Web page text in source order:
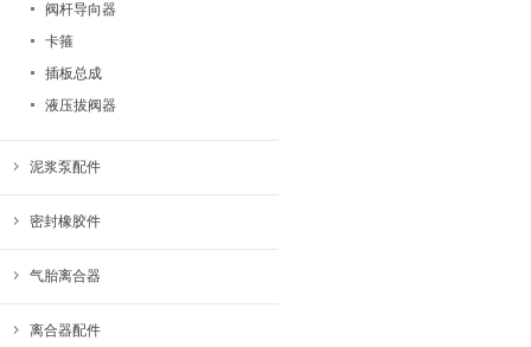
阀杆导向器
卡箍
插板总成
液压拔阀器
泥浆泵配件
密封橡胶件
气胎离合器
离合器配件